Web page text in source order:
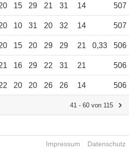
15 29 21 31 14 507
10 31 20 32 14 507
15 20 29 29 21 0,33 506
16 29 22 31 21 506
20 20 26 26 14 506
41 - 60 von 115
Impressum Datenschutz